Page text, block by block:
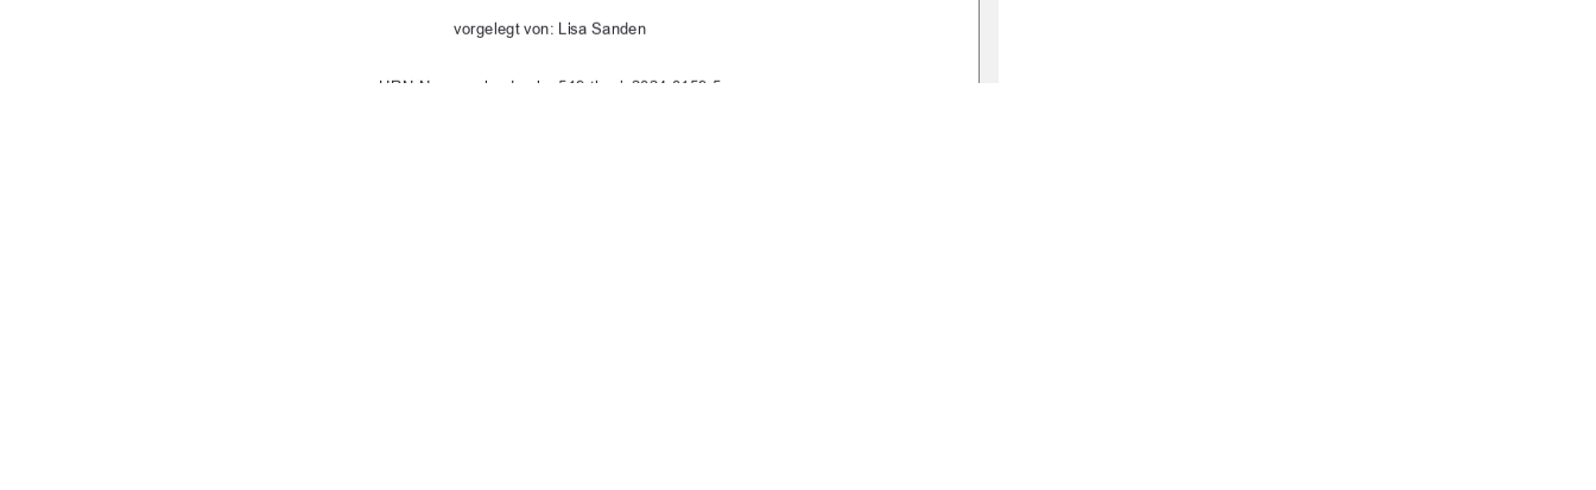
vorgelegt von: Lisa Sanden
URN-Nr.: urn:nbn:de:gbv:519-thesis2024-0159-5